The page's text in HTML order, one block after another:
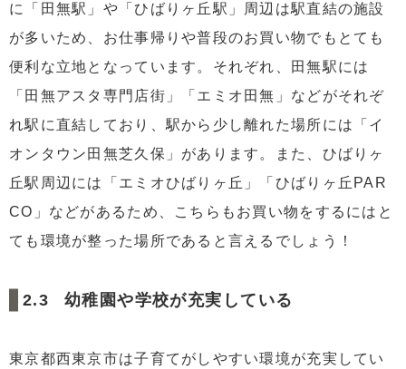
に「田無駅」や「ひばりヶ丘駅」周辺は駅直結の施設
が多いため、お仕事帰りや普段のお買い物でもとても
便利な立地となっています。それぞれ、田無駅には
「田無アスタ専門店街」「エミオ田無」などがそれぞ
れ駅に直結しており、駅から少し離れた場所には「イ
オンタウン田無芝久保」があります。また、ひばりヶ
丘駅周辺には「エミオひばりヶ丘」「ひばりヶ丘PAR
CO」などがあるため、こちらもお買い物をするにはと
ても環境が整った場所であると言えるでしょう！
幼稚園や学校が充実している
東京都西東京市は子育てがしやすい環境が充実してい